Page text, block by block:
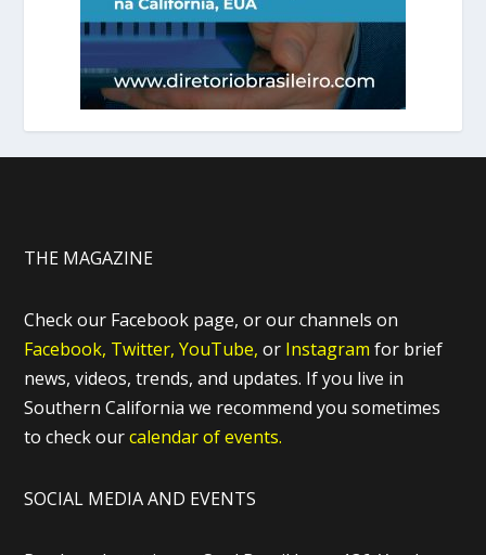
THE MAGAZINE
Check our Facebook page, or our channels on
Facebook, Twitter, YouTube, or Instagram for brief
news, videos, trends, and updates. If you live in
Southern California we recommend you sometimes
to check ourcalendar of events.
SOCIAL MEDIA AND EVENTS